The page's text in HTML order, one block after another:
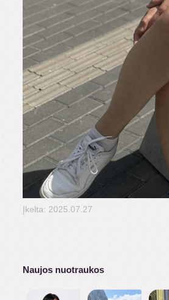
Įkelta: 2025.07.27
Naujos nuotraukos